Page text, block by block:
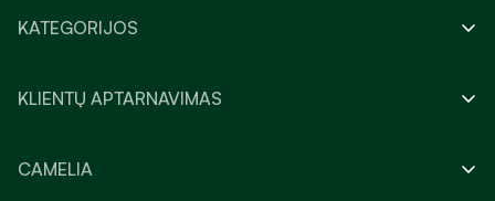
KATEGORIJOS
KLIENTŲ APTARNAVIMAS
CAMELIA